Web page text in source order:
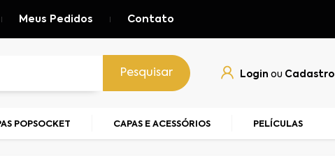
Meus Pedidos Contato
Pesquisar Login ou Cadastro
POPSOCKET CAPAS E ACESSÓRIOS PELÍCULAS